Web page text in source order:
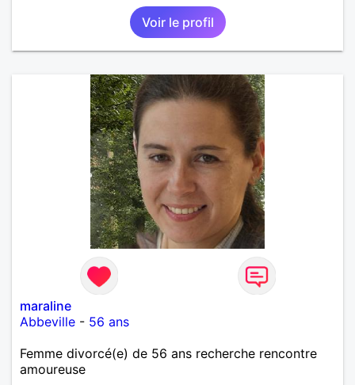
Voir le profil
maraline
Abbeville - 56 ans
Femme divorcé(e) de 56 ans recherche rencontre
amoureuse